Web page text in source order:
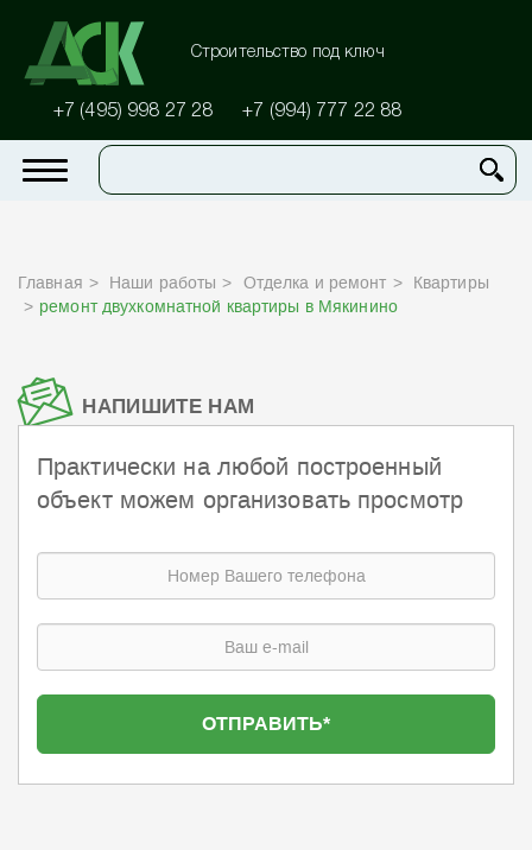
Строительство под ключ
+7 (495) 998 27 28 +7 (994) 777 22 88
Главная Наши работы Отделка и ремонт
Квартиры
ремонт двухкомнатной квартиры в Мякинино
НАПИШИТЕ НАМ
Практически на любой построенный
объект можем организовать просмотр